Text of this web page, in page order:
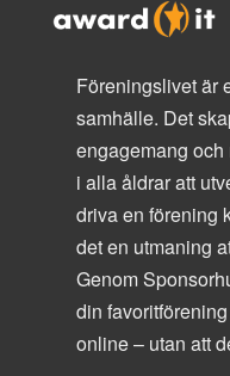
Föreningslivet är
samhälle. Det
engagemang
i alla åldrar att
driva en förening
det en utmaning
Genom
din
online – utan att